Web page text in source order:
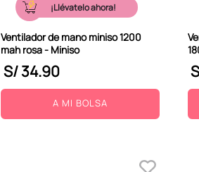
¡Llévatelo ahora!
Ventilador de mano miniso 1200
mah rosa - Miniso
S/34.90
A MI BOLSA